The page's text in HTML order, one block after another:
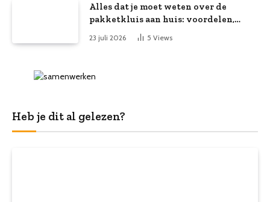
Alles dat je moet weten over de
pakketkluis aan huis: voordelen,
kooptips en belang
23 juli 2026 5 Views
Heb je dit al gelezen?